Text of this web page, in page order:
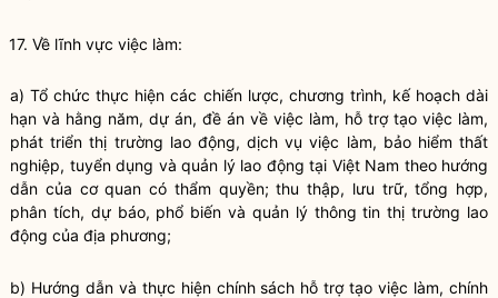
17. Về lĩnh vực việc làm:
a) Tổ chức thực hiện các chiến lược, chương trình, kế hoạch dài
hạn và hằng năm, dự án, đề án về việc làm, hỗ trợ tạo việc làm,
phát triển thị trường lao động, dịch vụ việc làm, bảo hiểm thất
nghiệp, tuyển dụng và quản lý lao động tại Việt Nam theo hướng
dẫn của cơ quan có thẩm quyền; thu thập, lưu trữ, tổng hợp,
phân tích, dự báo, phổ biến và quản lý thông tin thị trường lao
động của địa phương;
b) Hướng dẫn và thực hiện chính sách hỗ trợ tạo việc làm, chính